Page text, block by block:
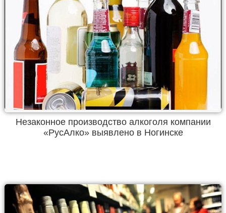
Незаконное производство алкоголя компании
«РусАлко» выявлено в Ногинске